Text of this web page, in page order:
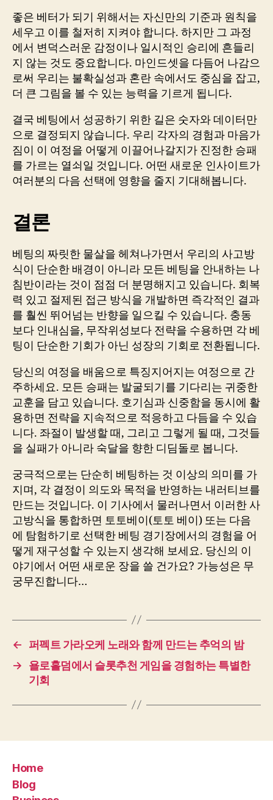
좋은 베터가 되기 위해서는 자신만의 기준과 원칙을
세우고 이를 철저히 지켜야 합니다. 하지만 그 과정
에서 변덕스러운 감정이나 일시적인 승리에 흔들리
지 않는 것도 중요합니다. 마인드셋을 다듬어 나감으
로써 우리는 불확실성과 혼란 속에서도 중심을 잡고,
더 큰 그림을 볼 수 있는 능력을 기르게 됩니다.
결국 베팅에서 성공하기 위한 길은 숫자와 데이터만
으로 결정되지 않습니다. 우리 각자의 경험과 마음가
짐이 이 여정을 어떻게 이끌어나갈지가 진정한 승패
를 가르는 열쇠일 것입니다. 어떤 새로운 인사이트가
여러분의 다음 선택에 영향을 줄지 기대해봅니다.
결론
베팅의 짜릿한 물살을 헤쳐나가면서 우리의 사고방
식이 단순한 배경이 아니라 모든 베팅을 안내하는 나
침반이라는 것이 점점 더 분명해지고 있습니다. 회복
력 있고 절제된 접근 방식을 개발하면 즉각적인 결과
를 훨씬 뛰어넘는 반향을 일으킬 수 있습니다. 충동
보다 인내심을, 무작위성보다 전략을 수용하면 각 베
팅이 단순한 기회가 아닌 성장의 기회로 전환됩니다.
당신의 여정을 배움으로 특징지어지는 여정으로 간
주하세요. 모든 승패는 발굴되기를 기다리는 귀중한
교훈을 담고 있습니다. 호기심과 신중함을 동시에 활
용하면 전략을 지속적으로 적응하고 다듬을 수 있습
니다. 좌절이 발생할 때, 그리고 그렇게 될 때, 그것들
을 실패가 아니라 숙달을 향한 디딤돌로 봅니다.
궁극적으로는 단순히 베팅하는 것 이상의 의미를 가
지며, 각 결정이 의도와 목적을 반영하는 내러티브를
만드는 것입니다. 이 기사에서 물러나면서 이러한 사
고방식을 통합하면 토토베이(토토 베이) 또는 다음
에 탐험하기로 선택한 베팅 경기장에서의 경험을 어
떻게 재구성할 수 있는지 생각해 보세요. 당신의 이
야기에서 어떤 새로운 장을 쓸 건가요? 가능성은 무
궁무진합니다…
←
퍼펙트 가라오케 노래와 함께 만드는 추억의 밤
→
욜로홀덤에서 슬롯추천 게임을 경험하는 특별한
기회
Home
Blog